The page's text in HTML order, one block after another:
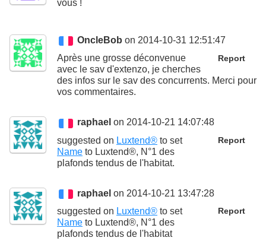
vous !
OncleBob on 2014-10-31 12:51:47
Report
Après une grosse déconvenue
avec le sav d'extenzo, je cherches
des infos sur le sav des concurrents. Merci pour
vos commentaires.
raphael on 2014-10-21 14:07:48
Report
suggested on Luxtend® to set
Name to Luxtend®, N°1 des
plafonds tendus de l'habitat.
raphael on 2014-10-21 13:47:28
Report
suggested on Luxtend® to set
Name to Luxtend®, N°1 des
plafonds tendus de l'habitat